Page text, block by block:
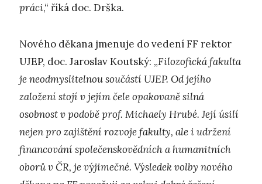
práci,“ říká doc. Drška.
Nového děkana jmenuje do vedení FF rektor
UJEP, doc. Jaroslav Koutský: „Filozofická fakulta
je neodmyslitelnou součástí UJEP. Od jejího
založení stojí v jejím čele opakovaně silná
osobnost v podobě prof. Michaely Hrubé. Její úsilí
nejen pro zajištění rozvoje fakulty, ale i udržení
financování společenskovědních a humanitních
oborů v ČR, je výjimečné. Výsledek volby nového